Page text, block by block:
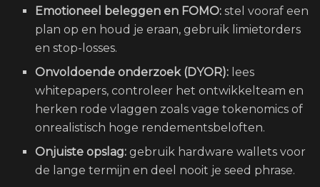
Emotioneel beleggen en FOMO: stel vooraf een
plan op en houd je eraan, gebruik limietorders
en stop-losses.
Onvoldoende onderzoek (DYOR): lees
whitepapers, controleer het ontwikkelteam en
herken rode vlaggen zoals vage tokenomics of
onrealistisch hoge rendementsbeloften.
Onjuiste opslag: gebruik hardware wallets voor
de lange termijn en deel nooit je seed phrase.